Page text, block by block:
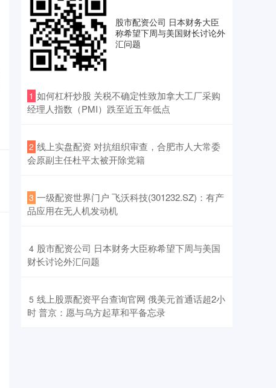
股市配资公司 日本财务大臣
称希望下周与美国财长讨论外
汇问题
1 ​如何杠杆炒股 关税不确定性致加拿大工厂采购
经理人指数（PMI）跌至近五年低点
2 ​线上实盘配资 对抗组织审查，合肥市人大常委
会原副主任杜平太被开除党籍
3 ​一级配资世界门户 飞沃科技(301232.SZ)：有产
品应用在无人机发动机
4 ​股市配资公司 日本财务大臣称希望下周与美国
财长讨论外汇问题
5 ​线上股票配资平台查询官网 俄美元首通话超2小
时 普京：愿与乌方起草和平备忘录